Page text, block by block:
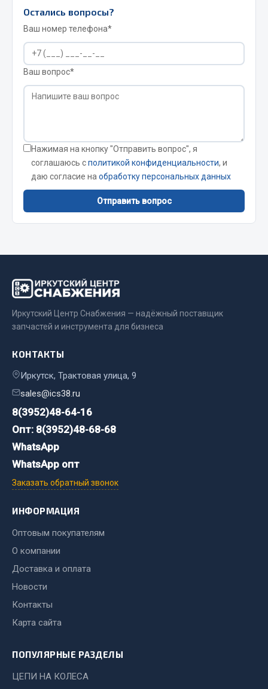
Тормозная система
Электрооборудование
Весь раздел
Фильтры
JSB
Mann-filter
Автоторг
Цитрон
Показать ещё
Весь раздел
Всё для сварки
Маски, краги сварщика
Сварочное оборудование
Сварочные материалы
Весь раздел
Весь раздел
Стяжки, тросы, канаты
Остались вопросы?
Ваш номер телефона*
Ваш вопрос*
Нажимая на кнопку "Отправить вопрос", я
соглашаюсь сполитикой конфиденциальности, и
даю согласие на обработку персональных данных
Отправить вопрос
Иркутский Центр Снабжения — надёжный поставщик
запчастей и инструмента для бизнеса
КОНТАКТЫ
Иркутск, Трактовая улица, 9
sales@ics38.ru
8(3952)48-64-16
Опт: 8(3952)48-68-68
WhatsApp
WhatsApp опт
Заказать обратный звонок
ИНФОРМАЦИЯ
Оптовым покупателям
О компании
Доставка и оплата
Новости
Контакты
Карта сайта
ПОПУЛЯРНЫЕ РАЗДЕЛЫ
ЦЕПИ НА КОЛЕСА